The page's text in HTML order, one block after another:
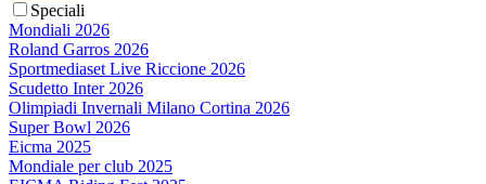
Speciali
Mondiali 2026
Roland Garros 2026
Sportmediaset Live Riccione 2026
Scudetto Inter 2026
Olimpiadi Invernali Milano Cortina 2026
Super Bowl 2026
Eicma 2025
Mondiale per club 2025